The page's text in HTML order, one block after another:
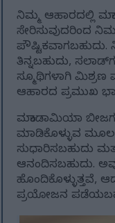
ನಿಮ್ಮ ಆಹಾರದಲ್ಲಿ
ಸೇರಿಸುವುದರಿಂದ
ಪೌಷ್ಟಿಕವಾಗಬಹುದು.
ತಿನ್ನಬಹುದು,
ಸ್ಮೂಥಿಗಳಾಗಿ ಮಿಶ್ರಣ
ಆಹಾರದ ಪ್ರಮುಖ
ಮಕಾಡಾಮಿಯಾ
ಮಾಡಿಕೊಳ್ಳುವ
ಸುಧಾರಿಸಬಹುದು
ಆನಂದಿಸಬಹುದು.
ಹೊಂದಿಕೊಳ್ಳುತ್ತವೆ,
ಪ್ರಯೋಜನ